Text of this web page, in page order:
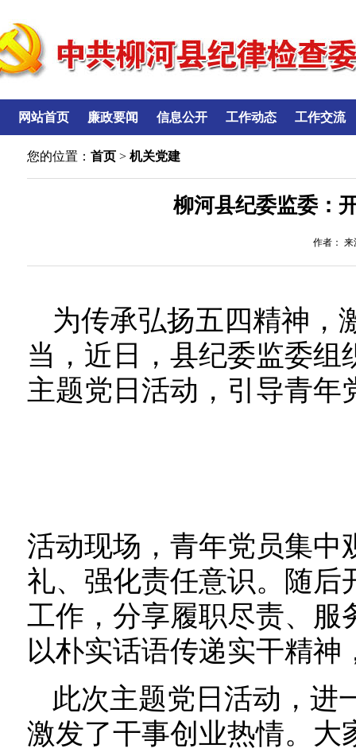
网站首页 廉政要闻 信息公开 工作动态 工作交流
您的位置：首页 >机关党建
柳河县纪委监委：
作者： 来
为传承弘扬五四精神，
当，近日，县纪委监委
主题党日活动，引导青年
活动现场，青年党员集中
礼、强化责任意识。随后
工作，分享履职尽责、服
以朴实话语传递实干精
此次主题党日活动，进
激发了干事创业热情。大